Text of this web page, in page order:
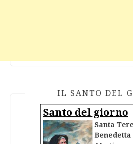
IL SANTO DEL
Santo del giorno
Santa